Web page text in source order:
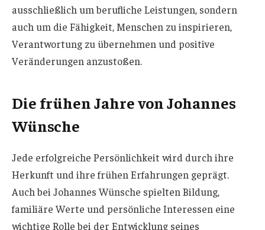
ausschließlich um berufliche Leistungen, sondern
auch um die Fähigkeit, Menschen zu inspirieren,
Verantwortung zu übernehmen und positive
Veränderungen anzustoßen.
Die frühen Jahre von Johannes
Wünsche
Jede erfolgreiche Persönlichkeit wird durch ihre
Herkunft und ihre frühen Erfahrungen geprägt.
Auch bei Johannes Wünsche spielten Bildung,
familiäre Werte und persönliche Interessen eine
wichtige Rolle bei der Entwicklung seines